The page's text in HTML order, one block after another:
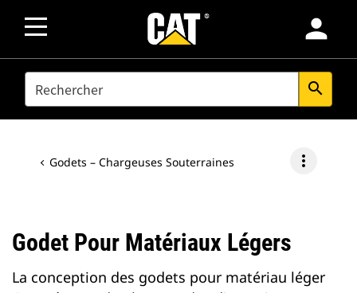
person
SEARCH search
Godets – Chargeuses Souterraines more_vert
Godet Pour Matériaux Légers
La conception des godets pour matériau léger